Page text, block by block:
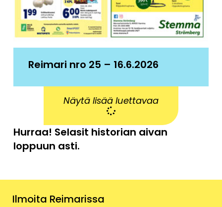
Reimari nro 25 – 16.6.2026
Näytä lisää luettavaa
Hurraa! Selasit historian aivan
loppuun asti.
Ilmoita Reimarissa